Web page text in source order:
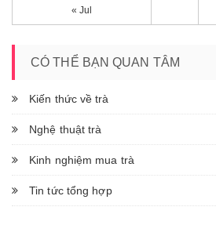
« Jul
CÓ THỂ BẠN QUAN TÂM
Kiến thức về trà
Nghệ thuật trà
Kinh nghiệm mua trà
Tin tức tổng hợp